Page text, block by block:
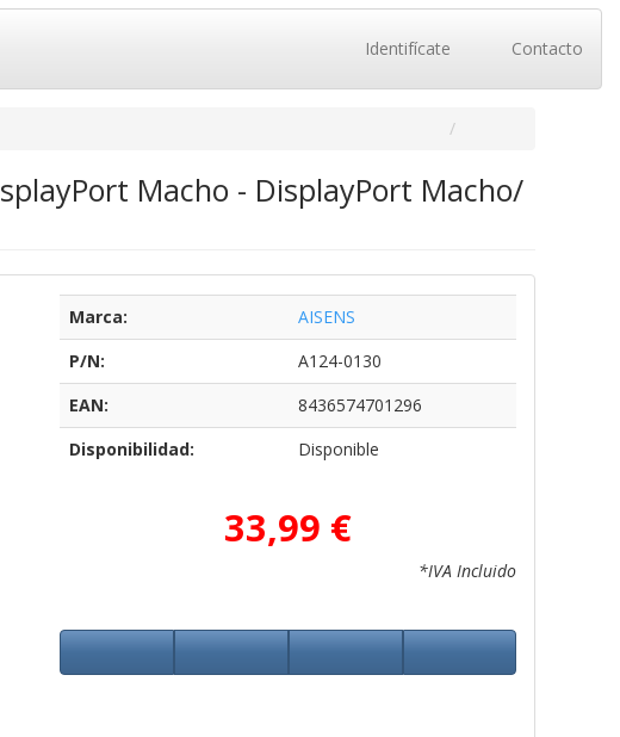
Identifícate Contacto
Macho - DisplayPort Macho/
Marca:
AISENS
P/N:
A124-0130
EAN:
8436574701296
Disponibilidad:
Disponible
33,99 €
*IVA Incluido